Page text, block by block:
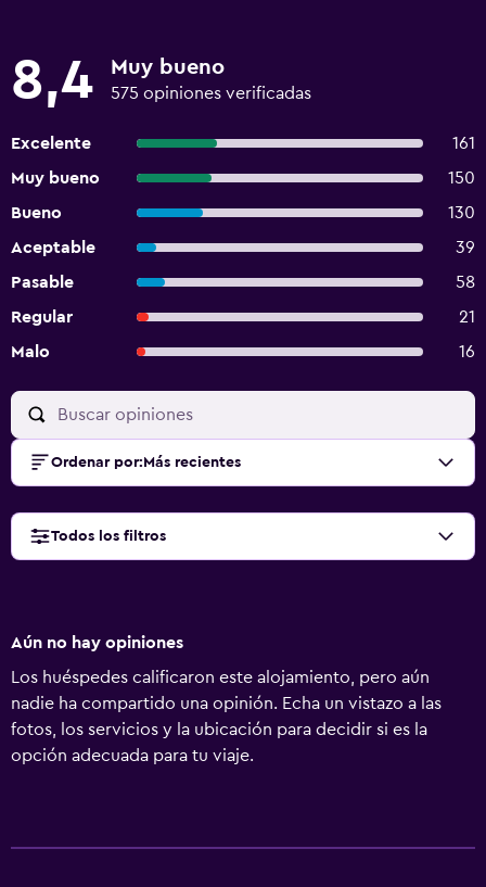
8,4 Muy bueno
575 opiniones verificadas
Excelente
161
Muy bueno
150
Bueno
130
Aceptable
39
Pasable
58
Regular
21
Malo
16
Ordenar por: Más recientes
Todos los filtros
Aún no hay opiniones
Los huéspedes calificaron este alojamiento, pero aún
nadie ha compartido una opinión. Echa un vistazo a las
fotos, los servicios y la ubicación para decidir si es la
opción adecuada para tu viaje.